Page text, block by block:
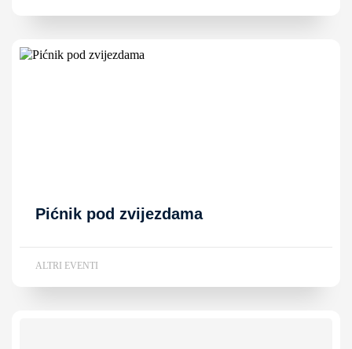
Pićnik pod zvijezdama
ALTRI EVENTI